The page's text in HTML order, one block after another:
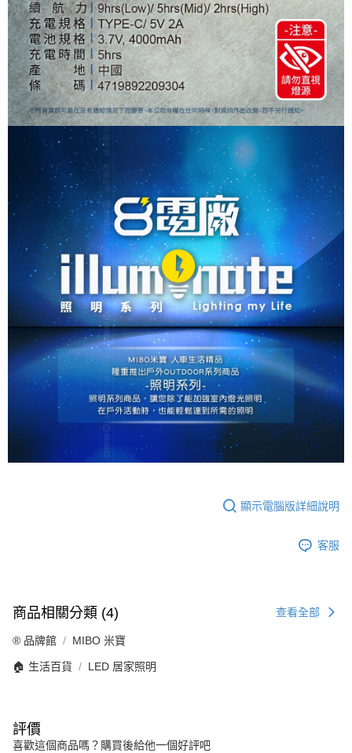
顯示電腦版詳細說明
客服
商品相關分類 (4) 查看全部
®️ 品牌館 MIBO 米寶
🏠 生活百貨 LED 居家照明
評價
喜歡這個商品嗎？購買後給他一個好評吧